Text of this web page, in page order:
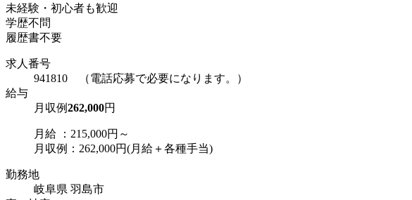
未経験・初心者も歓迎
学歴不問
履歴書不要
求人番号
941810 （電話応募で必要になります。）
給与
月収例262,000円
月給 ：215,000円～
月収例：262,000円(月給＋各種手当)
勤務地
岐阜県 羽島市